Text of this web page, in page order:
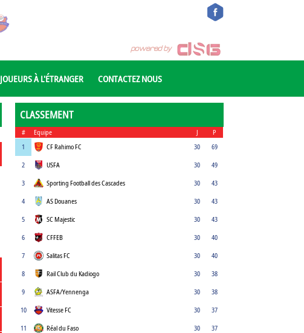
JOUEURS À L'ÉTRANGER CONTACTEZ NOUS
CLASSEMENT
# Equipe J
P
1
CF Rahimo FC 30
69
2
USFA 30
49
3
Sporting Football des Cascades 30
43
4
AS Douanes 30
43
5
SC Majestic 30
43
6
CFFEB 30
40
7
Salitas FC 30
40
8
Rail Club du Kadiogo 30
38
9
ASFA/Yennenga 30
38
10
Vitesse FC 30
37
11
Réal du Faso 30
37